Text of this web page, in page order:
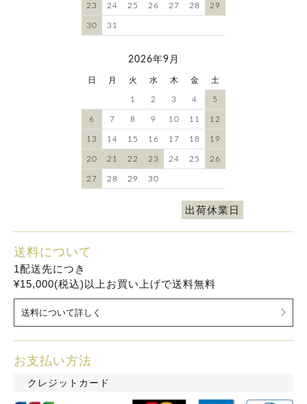
23 24 25 26 27 28 29
30 31
2026年9月
日 月 火 水 木 金 土
1 2 3 4 5
6 7 8 9 10 11 12
13 14 15 16 17 18 19
20 21 22 23 24 25 26
27 28 29 30
出荷休業日
送料について
1配送先につき
¥15,000(税込)以上お買い上げで送料無料
送料について詳しく
お支払い方法
クレジットカード